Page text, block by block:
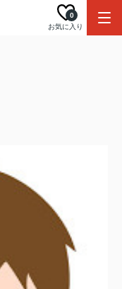
お気に入り
0